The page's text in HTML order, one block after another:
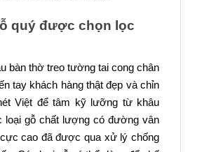
quý được chọn lọc
bàn thờ treo tường tai cong chân
tay khách hàng thật đẹp và chỉn
Việt để tâm kỹ lưỡng từ khâu
loại gỗ chất lượng có đường vân
cao đã được qua xử lý chống